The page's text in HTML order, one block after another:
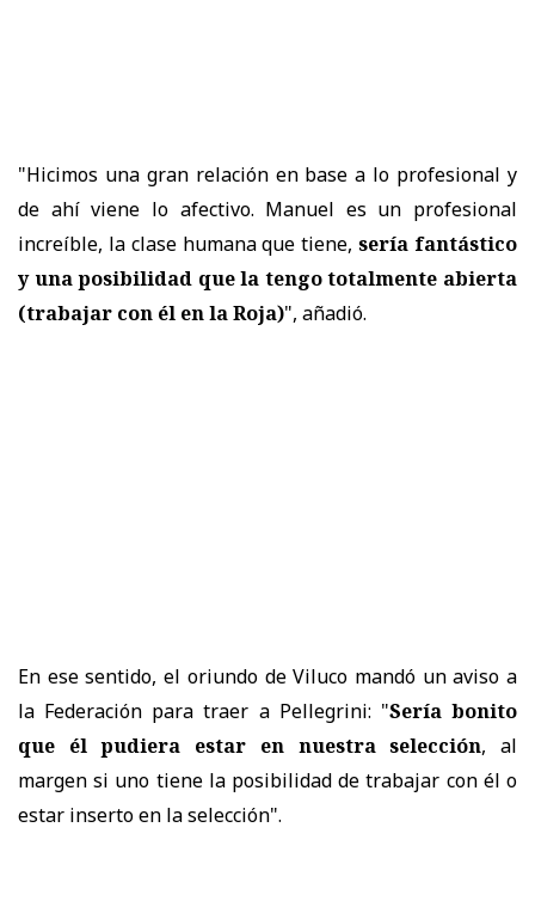
"Hicimos una gran relación en base a lo profesional y
de ahí viene lo afectivo. Manuel es un profesional
increíble, la clase humana que tiene,sería fantástico
y una posibilidad que la tengo totalmente abierta
(trabajar con él en la Roja)", añadió.
En ese sentido, el oriundo de Viluco mandó un aviso a
la Federación para traer a Pellegrini: "Sería bonito
que él pudiera estar en nuestra selección, al
margen si uno tiene la posibilidad de trabajar con él o
estar inserto en la selección".